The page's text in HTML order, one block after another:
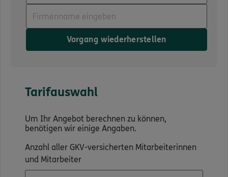
Vorgang wiederherstellen
Tarifauswahl
Um Ihr Angebot berechnen zu können,
benötigen wir einige Angaben.
Anzahl aller GKV-versicherten Mitarbeiterinnen
und Mitarbeiter